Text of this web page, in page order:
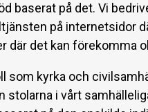
baserat på det. Vi
på internetsidor
där det kan förekomma
som kyrka och
stolarna i vårt